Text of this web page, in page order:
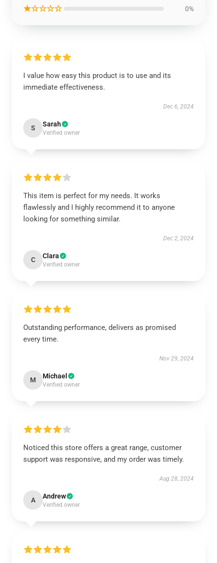
★☆☆☆☆ 0%
I value how easy this product is to use and its
immediate effectiveness.
Dec 6, 2024
S Sarah
Verified owner
This item is perfect for my needs. It works
flawlessly and I highly recommend it to anyone
looking for something similar.
Dec 2, 2024
C Clara
Verified owner
Outstanding performance, delivers as promised
every time.
Nov 29, 2024
M Michael
Verified owner
Noticed this store offers a great range, customer
support was responsive, and my order was timely.
Aug 28, 2024
A Andrew
Verified owner